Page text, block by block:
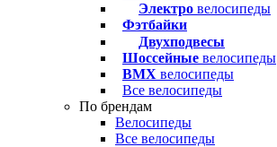
Электро велосипеды
Фэтбайки
Двухподвесы
Шоссейные велосипеды
BMX велосипеды
Все велосипеды
По брендам
Велосипеды
Все велосипеды